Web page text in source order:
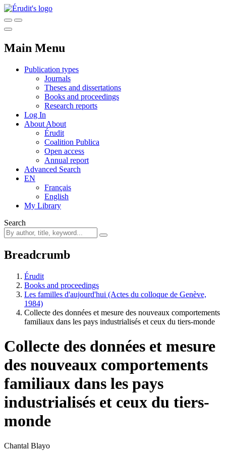
Main Menu
Publication types
Journals
Theses and dissertations
Books and proceedings
Research reports
Log In
About About
Érudit
Coalition Publica
Open access
Annual report
Advanced Search
EN
Français
English
My Library
Search
Breadcrumb
Érudit
Books and proceedings
Les familles d'aujourd'hui (Actes du colloque de Genève,
1984)
Collecte des données et mesure des nouveaux comportements
familiaux dans les pays industrialisés et ceux du tiers-monde
Collecte des données et mesure
des nouveaux comportements
familiaux dans les pays
industrialisés et ceux du tiers-
monde
Chantal Blayo